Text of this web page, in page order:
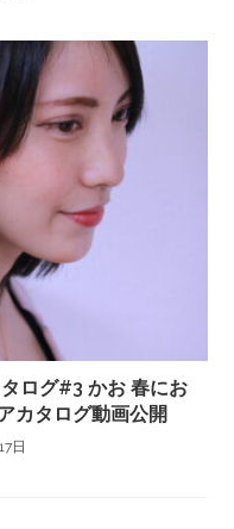
ログ#3 かお 春にお
カタログ動画公開
日